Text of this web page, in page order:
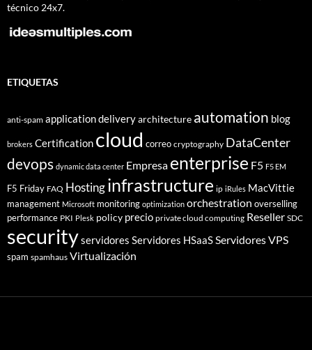
técnico 24x7.
ETIQUETAS
anti-spam application deliveryarchitecture automation blog
brokers Certification cloud correo cryptography DataCenter
devops dynamic data center Empresa enterprise F5 F5 EM
F5 Friday FAQ Hostinginfrastructure ip iRules MacVittie
management Microsoft monitoring optimization orchestration overselling
performance PKI Plesk policy precio private cloud computing Reseller SDC
securityservidores Servidores HSaaSServidores VPS
spam spamhaus Virtualización